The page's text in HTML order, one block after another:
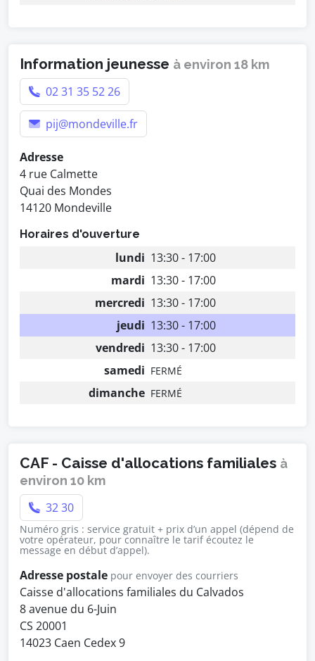
Information jeunesse à environ 18 km
02 31 35 52 26
pij@mondeville.fr
Adresse
4 rue Calmette
Quai des Mondes
14120 Mondeville
Horaires d'ouverture
lundi 13:30 - 17:00
mardi 13:30 - 17:00
mercredi 13:30 - 17:00
jeudi 13:30 - 17:00
vendredi 13:30 - 17:00
samedi FERMÉ
dimanche FERMÉ
CAF - Caisse d'allocations familiales à
environ 10 km
32 30
Numéro gris : service gratuit + prix d’un appel (dépend de
votre opérateur, pour connaître le tarif écoutez le
message en début d’appel).
Adresse postale pour envoyer des courriers
Caisse d'allocations familiales du Calvados
8 avenue du 6-Juin
CS 20001
14023 Caen Cedex 9